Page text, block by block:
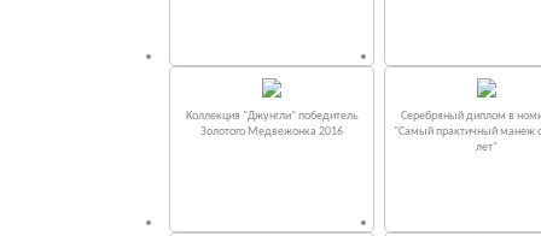
Коллекция "Джунгли" победитель
Золотого Медвежонка 2016
Серебряный диплом в
"Самый практичный манеж
лет"